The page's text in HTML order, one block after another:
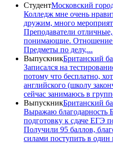
СтудентМосковский
Колледж мне очень
дружим, много
Преподаватели
понимающие. Отношение
Предметы по делу,...
ВыпускникБританский
Записался на
потому что бесплатно,
английского (школу
сейчас занимаюсь в
ВыпускникБританский
Выражаю благодарность
подготовку к сдаче ЕГЭ
Получили 95 баллов,
силами поступить в